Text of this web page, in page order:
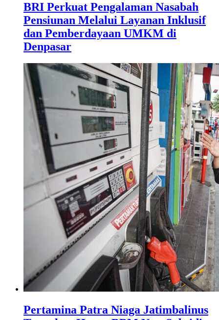
BRI Perkuat Pengalaman Nasabah
Pensiunan Melalui Layanan Inklusif
dan Pemberdayaan UMKM di
Denpasar
Pertamina Patra Niaga Jatimbalinus